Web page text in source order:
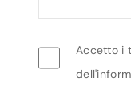
Accetto i